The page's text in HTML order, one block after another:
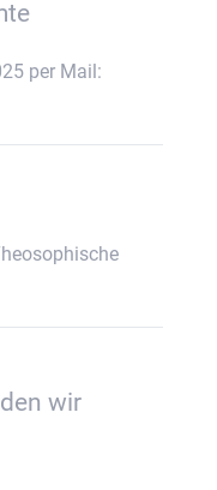
per Mail:
wir